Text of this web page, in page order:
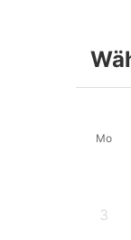
Mo
3